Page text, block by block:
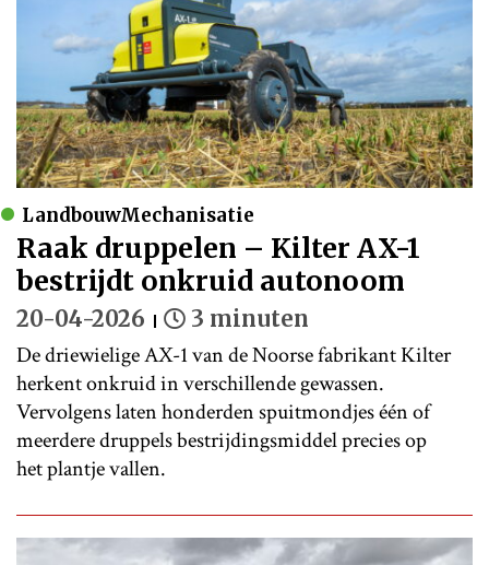
LandbouwMechanisatie
Raak druppelen – Kilter AX-1
bestrijdt onkruid autonoom
20-04-2026 3 minuten
De driewielige AX-1 van de Noorse fabrikant Kilter
herkent onkruid in verschillende gewassen.
Vervolgens laten honderden spuitmondjes één of
meerdere druppels bestrijdingsmiddel precies op
het plantje vallen.